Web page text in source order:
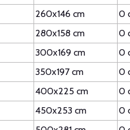
260x146 cm 0
280x158 cm 0
300x169 cm 0
350x197 cm 0
400x225 cm 0
450x253 cm 0